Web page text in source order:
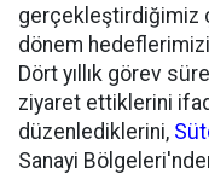
gerçekleştirdiğimiz
dönem
Dört yıllık görev
ziyaret ettiklerini
düzenlediklerini,
Sanayi